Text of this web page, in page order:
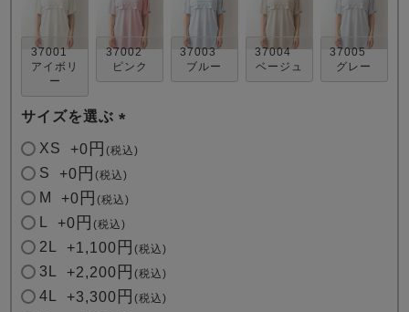
売れ筋ランキング
すべてのデザインのパジャマ一覧はこちら
37001
アイボリ
ー
37002
ピンク
37003
ブルー
37004
ベージュ
37005
グレー
サイズを選ぶ
(
)
XS +0 税込
S +0 税込
M +0 税込
+0 税込
2L +1,100 税込
3L +2,200 税込
4L +3,300 税込